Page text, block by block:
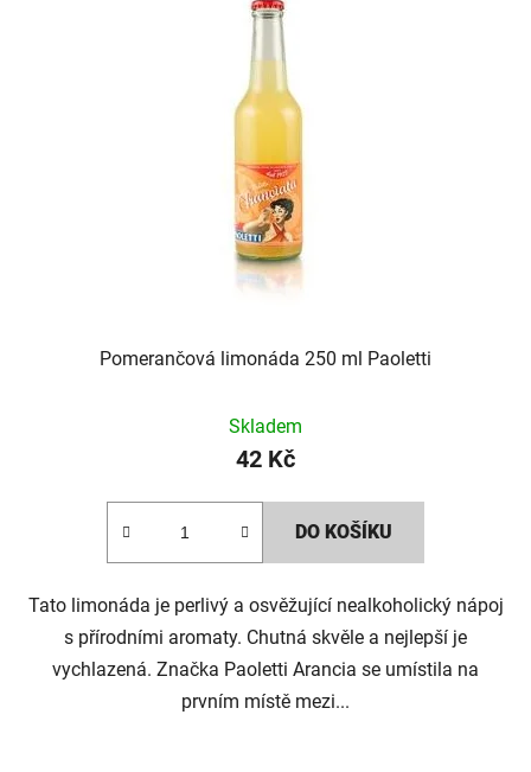
Pomerančová limonáda 250 ml Paoletti
Skladem
42 Kč
DO KOŠÍKU
Tato limonáda je perlivý a osvěžující nealkoholický nápoj
s přírodními aromaty. Chutná skvěle a nejlepší je
vychlazená. Značka Paoletti Arancia se umístila na
prvním místě mezi...